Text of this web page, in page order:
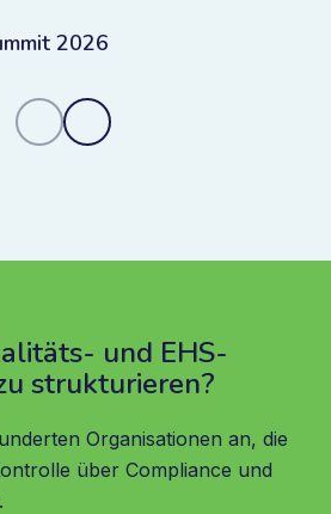
2026
und EHS-
strukturieren?
Organisationen an, die
über Compliance und